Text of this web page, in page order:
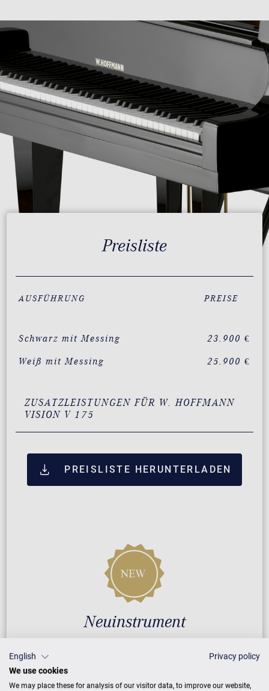
Preisliste
AUSFÜHRUNG PREISE
Schwarz mit Messing 23.900 €
Weiß mit Messing 25.900 €
ZUSATZLEISTUNGEN FÜR W. HOFFMANN
VISION V 175
PREISLISTE HERUNTERLADEN
Neuinstrument
Reparatur durch Fachleute
English
Privacy policy
We use cookies
We may place these for analysis of our visitor data, to improve our website,